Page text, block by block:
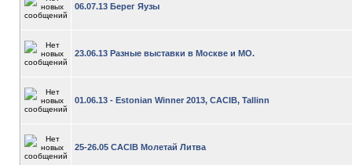
06.07.13 Берег Яузы
23.06.13 Разные выставки в Москве и МО.
01.06.13 - Estonian Winner 2013, CACIB, Tallinn
25-26.05 CACIB Молетай Литва